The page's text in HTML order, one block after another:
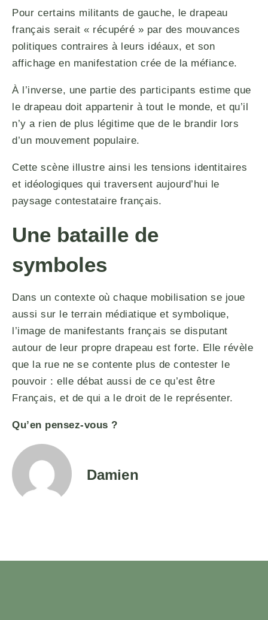
Pour certains militants de gauche, le drapeau
français serait « récupéré » par des mouvances
politiques contraires à leurs idéaux, et son
affichage en manifestation crée de la méfiance.
À l’inverse, une partie des participants estime que
le drapeau doit appartenir à tout le monde, et qu’il
n’y a rien de plus légitime que de le brandir lors
d’un mouvement populaire.
Cette scène illustre ainsi les tensions identitaires
et idéologiques qui traversent aujourd’hui le
paysage contestataire français.
Une bataille de
symboles
Dans un contexte où chaque mobilisation se joue
aussi sur le terrain médiatique et symbolique,
l’image de manifestants français se disputant
autour de leur propre drapeau est forte. Elle révèle
que la rue ne se contente plus de contester le
pouvoir : elle débat aussi de ce qu’est être
Français, et de qui a le droit de le représenter.
Qu’en pensez-vous ?
Damien